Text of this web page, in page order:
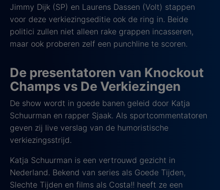
Jimmy Dijk (SP) en Laurens Dassen (Volt) stappen
voor deze verkiezingseditie ook de ring in. Beide
politici zullen niet alleen rake grappen incasseren,
maar ook proberen zelf een punchline te scoren.
De presentatoren van Knockout
Champs vs De Verkiezingen
De show wordt in goede banen geleid door Katja
Schuurman en rapper Sjaak. Als sportcommentatoren
geven zij live verslag van de humoristische
verkiezingsstrijd.
Katja Schuurman is een vertrouwd gezicht in
Nederland. Bekend van series als Goede Tijden,
Slechte Tijden en films als Costa!! heeft ze een